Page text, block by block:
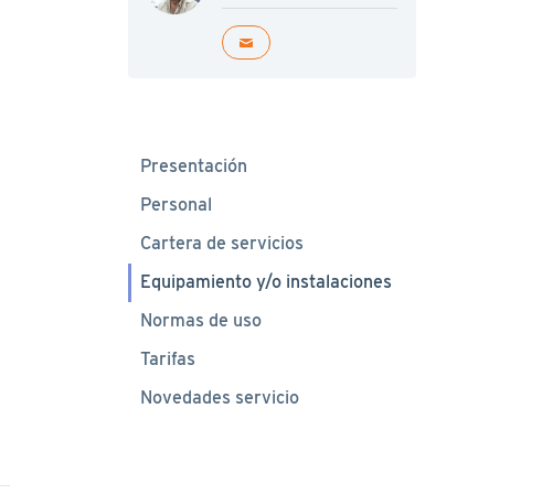
Presentación
Personal
Cartera de servicios
Equipamiento y/o instalaciones
Normas de uso
Tarifas
Novedades servicio